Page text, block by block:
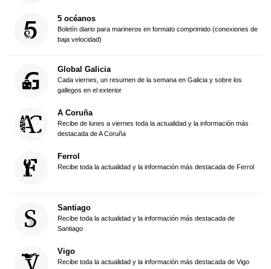
5 océanos
Boletín diario para marineros en formato comprimido (conexiones de
baja velocidad)
Global Galicia
Cada viernes, un resumen de la semana en Galicia y sobre los
gallegos en el exterior
A Coruña
Recibe de lunes a viernes toda la actualidad y la información más
destacada de A Coruña
Ferrol
Recibe toda la actualidad y la información más destacada de Ferrol
Santiago
Recibe toda la actualidad y la información más destacada de
Santiago
Vigo
Recibe toda la actualidad y la información más destacada de Vigo